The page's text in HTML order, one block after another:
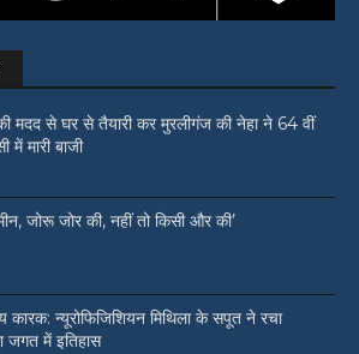
मदद से घर से तैयारी कर मुरलीगंज की नेहा ने 64 वीं
में मारी बाजी
जोरू जोर की, नहीं तो किसी और की’
कारक: न्यूरोफिजिशियन मिथिला के सपूत ने रचा
जगत में इतिहास